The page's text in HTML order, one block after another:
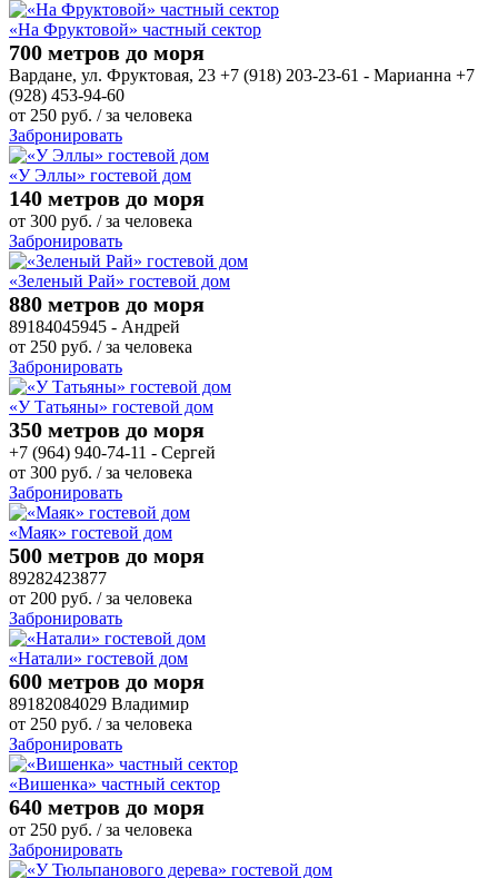
«На Фруктовой» частный сектор
700 метров до моря
Вардане, ул. Фруктовая, 23 +7 (918) 203-23-61 - Марианна +7
(928) 453-94-60
от 250 руб. / за человека
Забронировать
«У Эллы» гостевой дом
140 метров до моря
от 300 руб. / за человека
Забронировать
«Зеленый Рай» гостевой дом
880 метров до моря
89184045945 - Андрей
от 250 руб. / за человека
Забронировать
«У Татьяны» гостевой дом
350 метров до моря
+7 (964) 940-74-11 - Сергей
от 300 руб. / за человека
Забронировать
«Маяк» гостевой дом
500 метров до моря
89282423877
от 200 руб. / за человека
Забронировать
«Натали» гостевой дом
600 метров до моря
89182084029 Владимир
от 250 руб. / за человека
Забронировать
«Вишенка» частный сектор
640 метров до моря
от 250 руб. / за человека
Забронировать